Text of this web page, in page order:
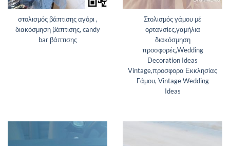
στολισμός βάπτισης αγόρι ,
διακόσμηση βάπτισης, candy
bar βάπτισης
Στολισμός γάμου μέ
ορτανσίες,γαμήλια
διακόσμηση
προσφορές,Wedding
Decoration Ideas
Vintage,προσφορα Εκκλησίας
Γάμου, Vintage Wedding
Ideas